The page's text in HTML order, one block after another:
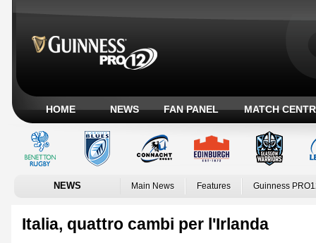
HOME NEWS FAN PANEL MATCH
NEWS Main News Features Guinness
Italia, quattro cambi per l'Irlanda